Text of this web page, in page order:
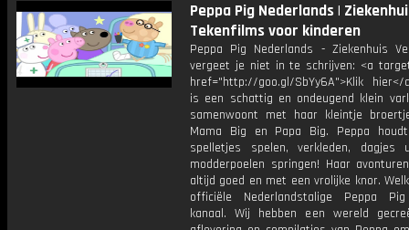
Peppa Pig Nederlands |
Tekenfilms voor kinderen
Peppa Pig Nederlands - Ziekenhuis
vergeet je niet in te schrijven: <a
href="http://goo.gl/SbYy6A">Klik
is een schattig en ondeugend klein
samenwoont met haar kleintje
Mama Big en Papa Big. Peppa
spelletjes spelen, verkleden,
modderpoelen springen! Haar
altijd goed en met een vrolijke knor.
officiële Nederlandstalige Peppa
kanaal. Wij hebben een wereld